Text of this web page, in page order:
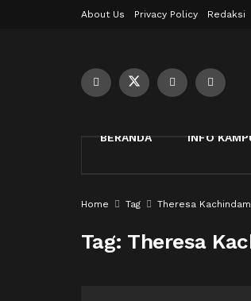
About Us Privacy Policy Redaksi
BERANDA INFO
Home Tag Theresa
Tag: Theresa